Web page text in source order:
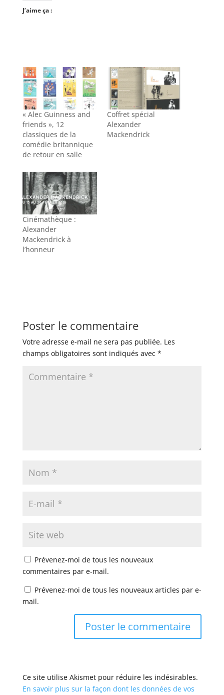
J’aime ça :
« Alec Guinness and
friends », 12
classiques de la
comédie britannique
de retour en salle
Coffret spécial
Alexander
Mackendrick
Cinémathèque :
Alexander
Mackendrick à
l’honneur
Poster le commentaire
Votre adresse e-mail ne sera pas publiée. Les
champs obligatoires sont indiqués avec *
Prévenez-moi de tous les nouveaux
commentaires par e-mail.
Prévenez-moi de tous les nouveaux articles par e-
mail.
Ce site utilise Akismet pour réduire les indésirables.
En savoir plus sur la façon dont les données de vos